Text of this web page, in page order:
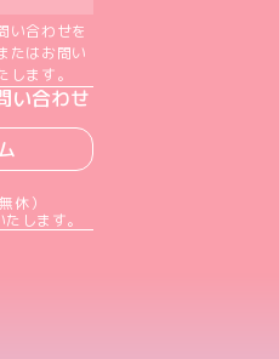
い合わせを
たはお問い
ます。
い合わせ
休）
します。